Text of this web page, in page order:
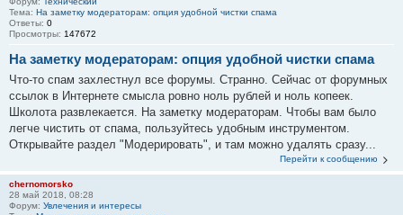
Тема: На заметку модераторам: опция удобной чистки спама
Ответы: 0
Просмотры: 147672
На заметку модераторам: опция удобной чистки спама
Что-то спам захлестнул все форумы. Странно. Сейчас от форумных
ссылок в Интернете смысла ровно ноль рублей и ноль копеек.
Школота развлекается. На заметку модераторам. Чтобы вам было
легче чистить от спама, пользуйтесь удобным инструментом.
Открывайте раздел "Модерировать", и там можно удалять сразу...
Перейти к сообщению
chernomorsko
28 май 2018, 08:28
Форум: Увлечения и интересы